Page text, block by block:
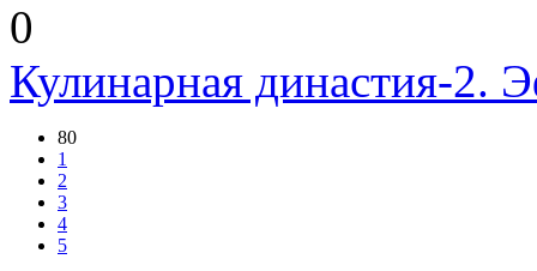
0
Кулинарная династия-2.
80
1
2
3
4
5